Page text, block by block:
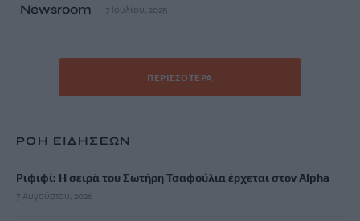
Newsroom 7 Ιουλίου, 2025
ΠΕΡΙΣΣΌΤΕΡΑ
ΡΟΗ ΕΙΔΗΣΕΩΝ
Ριφιφί: Η σειρά του Σωτήρη Τσαφούλια έρχεται στον Alpha
7 Αυγούστου, 2026